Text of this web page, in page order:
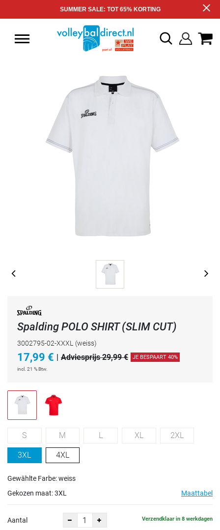
SUMMER SALE: TOT 65% KORTING
Spalding POLO SHIRT (SLIM CUT)
3002795-02-XXXL (weiss)
17,99 € | Adviesprijs 29,99 € JE BESPAART 40%
incl. 21 % Btw.
S M L XL 2XL
3XL 4XL
Gewählte Farbe: weiss
Gekozen maat:3XL Maattabel
Aantal Verzendklaar in 8 werkdagen